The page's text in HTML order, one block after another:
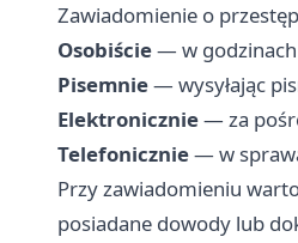
Zawiadomienie o
Osobiście— w godzinach
Pisemnie— wysyłając
Elektronicznie— za
Telefonicznie— w
Przy zawiadomieniu
posiadane dowody lub